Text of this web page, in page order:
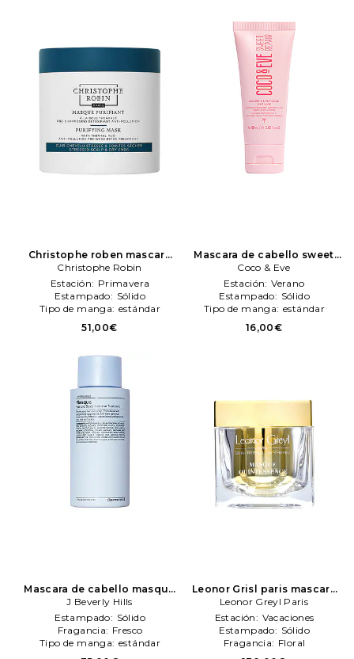
Christophe roben mascara
de cabello purifyeng en
color belleza: N/A
Christophe Robin
Christophe Robin
Estación: Primavera
Estampado: Sólido
Tipo de manga: estándar
51,00€
Mascara de cabello sweet
repair en color belleza: N/A
Coco & Eve
Coco & Eve
Estación: Verano
Estampado: Sólido
Tipo de manga: estándar
16,00€
Mascara de cabello masque
en color belleza: N/A
Beverly Hills
J Beverly Hills
Estampado: Sólido
Fragancia: Fresco
Tipo de manga: estándar
Leonor Grisl paris mascara
de cabello masque
quentessence en color
belleza: N/A Leonor Greyl
Paris
Leonor Greyl Paris
Estación: Vacaciones
Estampado: Sólido
Fragancia: Floral